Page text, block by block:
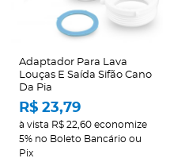
Adaptador Para Lava
Louças E Saída Sifão Cano
Da Pia
R$ 23,79
à vista R$ 22,60 economize
5% no Boleto Bancário ou
Pix